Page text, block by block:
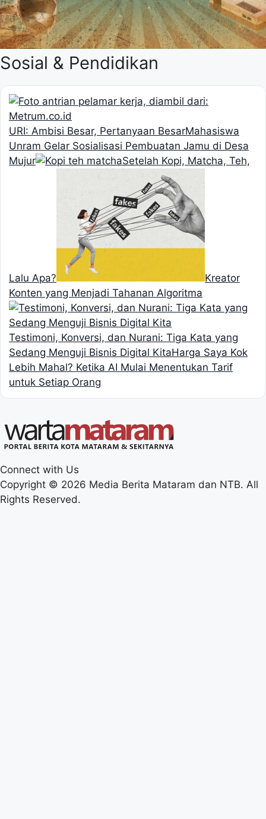
Sosial & Pendidikan
URI: Ambisi Besar, Pertanyaan BesarMahasiswa
Unram Gelar Sosialisasi Pembuatan Jamu di Desa
Mujur
Setelah Kopi, Matcha, Teh,
Lalu Apa?
Kreator
Konten yang Menjadi Tahanan Algoritma
Testimoni, Konversi, dan Nurani: Tiga Kata yang
Sedang Menguji Bisnis Digital KitaHarga Saya Kok
Lebih Mahal? Ketika AI Mulai Menentukan Tarif
untuk Setiap Orang
Connect with Us
Copyright © 2026 Media Berita Mataram dan NTB. All
Rights Reserved.